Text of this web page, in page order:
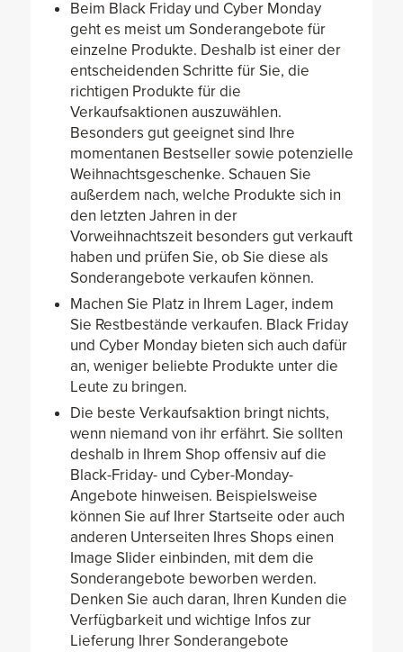
Beim Black Friday und Cyber Monday
geht es meist um Sonderangebote für
einzelne Produkte. Deshalb ist einer der
entscheidenden Schritte für Sie, die
richtigen Produkte für die
Verkaufsaktionen auszuwählen.
Besonders gut geeignet sind Ihre
momentanen Bestseller sowie potenzielle
Weihnachtsgeschenke. Schauen Sie
außerdem nach, welche Produkte sich in
den letzten Jahren in der
Vorweihnachtszeit besonders gut verkauft
haben und prüfen Sie, ob Sie diese als
Sonderangebote verkaufen können.
Machen Sie Platz in Ihrem Lager, indem
Sie Restbestände verkaufen. Black Friday
und Cyber Monday bieten sich auch dafür
an, weniger beliebte Produkte unter die
Leute zu bringen.
Die beste Verkaufsaktion bringt nichts,
wenn niemand von ihr erfährt. Sie sollten
deshalb in Ihrem Shop offensiv auf die
Black-Friday- und Cyber-Monday-
Angebote hinweisen. Beispielsweise
können Sie auf Ihrer Startseite oder auch
anderen Unterseiten Ihres Shops einen
Image Slider einbinden, mit dem die
Sonderangebote beworben werden.
Denken Sie auch daran, Ihren Kunden die
Verfügbarkeit und wichtige Infos zur
Lieferung Ihrer Sonderangebote